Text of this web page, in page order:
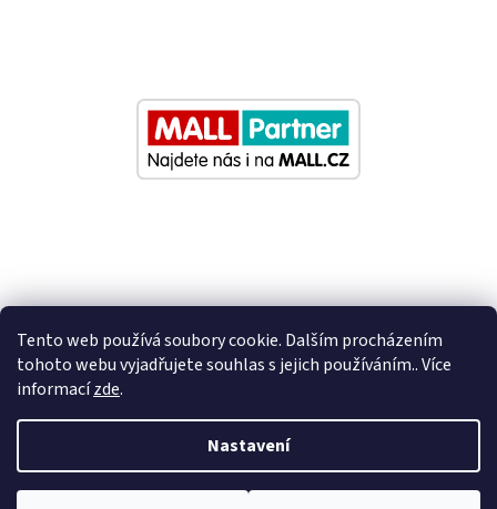
Tento web používá soubory cookie. Dalším procházením
tohoto webu vyjadřujete souhlas s jejich používáním.. Více
informacízde.
Nastavení
Nastavil tým EshopyUmíme.cz